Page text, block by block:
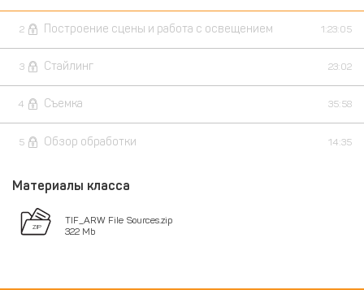
2 Построение сцены и работа с освещением 1:23:05
3 Стайлинг 23:02
4 Съемка 35:58
5 Обзор обработки 14:35
Материалы класса
TIF_ARW File Sources.zip
322 Mb